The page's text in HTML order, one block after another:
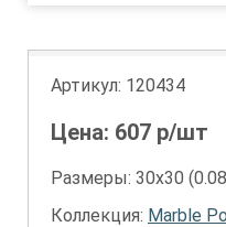
Артикул: 120434
Цена: 607 р/шт
Размеры: 30х30
Коллекция: Marble